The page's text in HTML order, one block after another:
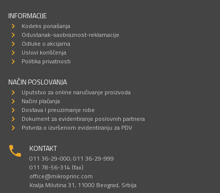
INFORMACIJE
Kodeks ponašanja
Odustanak-saobraznost-reklamacije
Odluke o akcijama
Uslovi korišćenja
Politika privatnosti
NAČIN POSLOVANJA
Uputstvo za online naručivanje proizvoda
Načini plaćanja
Dostava I preuzimanje robe
Dokument za evidentiranje poslovnih partnera
Potvrda o izvršenom evidentiranju za PDV
KONTAKT
011 36-29-000; 011 36-29-999
011 78-56-314 (fax)
office@mikroprinc.com
Kralja Milutina 31, 11000 Beograd, Srbija